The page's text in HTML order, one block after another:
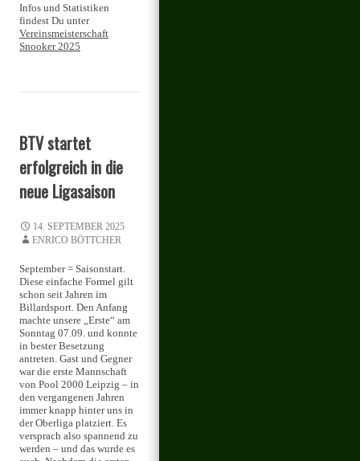
Infos und Statistiken
findest Du unter
Vereinsmeisterschaft
Snooker 2025
BTV startet
erfolgreich in die
neue Ligasaison
14. SEPTEMBER 2025
ENRICO BÖTTCHER
September = Saisonstart.
Diese einfache Formel gilt
schon seit Jahren im
Billardsport. Den Anfang
machte unsere „Erste“ am
Sonntag 07.09. und konnte
in bester Besetzung
antreten. Gast und Gegner
war die erste Mannschaft
von Pool 2000 Leipzig – in
den vergangenen Jahren
immer knapp hinter uns in
der Oberliga platziert. Es
versprach also spannend zu
werden – und das wurde es